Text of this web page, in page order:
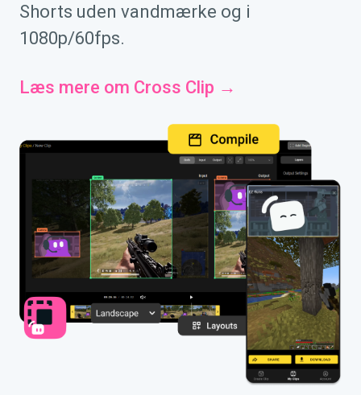
Shorts uden vandmærke og i
1080p/60fps.
Læs mere om Cross Clip →